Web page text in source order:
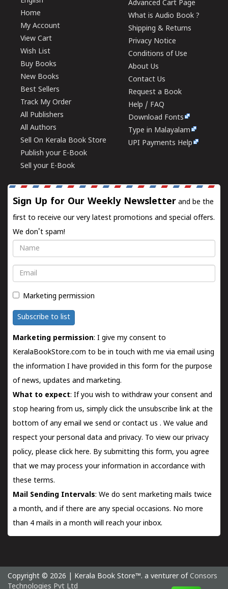
Home
My Account
View Cart
Wish List
Buy Books
New Books
Best Sellers
Track My Order
All Publishers
All Authors
Sell On Kerala Book Store
Publish your E-Book
Sell your E-Book
Advanced Cart Page
What is Audio Book ?
Shipping & Returns
Privacy Notice
Conditions of Use
About Us
Contact Us
Request a Book
Help / FAQ
Download Fonts
Type in Malayalam
UPI Payments Help
Sign Up for Our Weekly Newsletter and be the
first to receive our very latest promotions and special offers.
We don't spam!
Name
Email
Marketing permission
Subscribe to list
Marketing permission: I give my consent to
KeralaBookStore.com to be in touch with me via email using
the information I have provided in this form for the purpose
of news, updates and marketing.
What to expect: If you wish to withdraw your consent and
stop hearing from us, simply click the unsubscribe link at the
bottom of any email we send orcontact us . We value and
respect your personal data and privacy. To view our privacy
policy, please click here. By submitting this form, you agree
that we may process your information in accordance with
these terms.
Mail Sending Intervals: We do sent marketing mails twice
a month, and if there are any special occasions. No more
than 4 mails in a month will reach your inbox.
Copyright © 2026 | Kerala Book Store™. a venturer of Consors
Technologies Pvt Ltd